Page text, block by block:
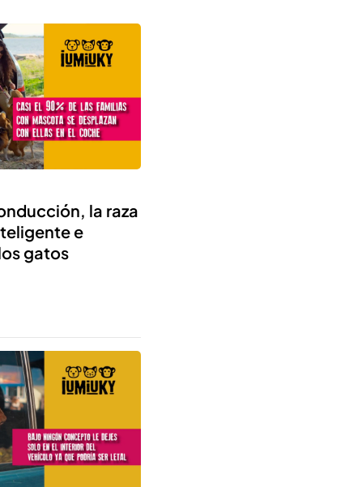
la raza
e
gatos